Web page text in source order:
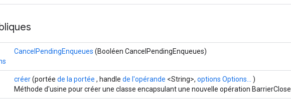
CancelPendingEnqueues (Booléen CancelPendingEnqueues)
créer(portée de la portée , handle de l'opérande <String>, options Options...
)
Méthode d'usine pour créer une classe encapsulant une nouvelle opération BarrierClose.